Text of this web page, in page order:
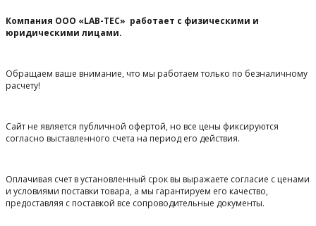
Компания ООО «LAB-TEC» работает с физическими и
юридическими лицами.
Обращаем ваше внимание, что мы работаем только по безналичному
расчету!
Сайт не является публичной офертой, но все цены фиксируются
согласно выставленного счета на период его действия.
Оплачивая счет в установленный срок вы выражаете согласие с ценами
и условиями поставки товара, а мы гарантируем его качество,
предоставляя с поставкой все сопроводительные документы.